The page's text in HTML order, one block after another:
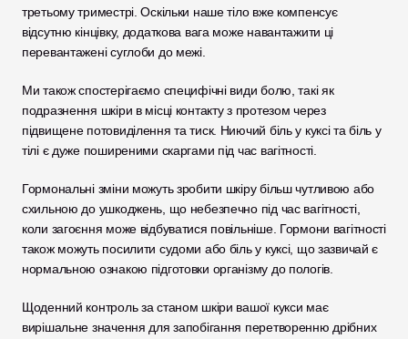
третьому триместрі. Оскільки наше тіло вже компенсує
відсутню кінцівку, додаткова вага може навантажити ці
перевантажені суглоби до межі.
Ми також спостерігаємо специфічні види болю, такі як
подразнення шкіри в місці контакту з протезом через
підвищене потовиділення та тиск. Ниючий біль у куксі та біль у
тілі є дуже поширеними скаргами під час вагітності.
Гормональні зміни можуть зробити шкіру більш чутливою або
схильною до ушкоджень, що небезпечно під час вагітності,
коли загоєння може відбуватися повільніше. Гормони вагітності
також можуть посилити судоми або біль у куксі, що зазвичай є
нормальною ознакою підготовки організму до пологів.
Щоденний контроль за станом шкіри вашої кукси має
вирішальне значення для запобігання перетворенню дрібних